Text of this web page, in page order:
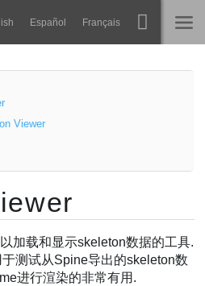
Español Français
Spine
运行时
教学
常见问题
马上试用
Viewer
加载和显示skeleton数据的工具.
测试从Spine导出的skeleton数
进行渲染的非常有用.